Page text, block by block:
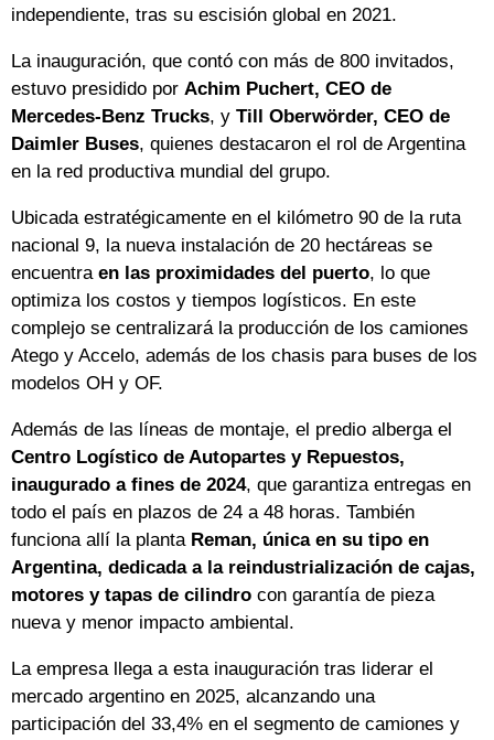
independiente, tras su escisión global en 2021.
La inauguración, que contó con más de 800 invitados,
estuvo presidido por Achim Puchert, CEO de
Mercedes-Benz Trucks, y Till Oberwörder, CEO de
Daimler Buses, quienes destacaron el rol de Argentina
en la red productiva mundial del grupo.
Ubicada estratégicamente en el kilómetro 90 de la ruta
nacional 9, la nueva instalación de 20 hectáreas se
encuentra en las proximidades del puerto, lo que
optimiza los costos y tiempos logísticos. En este
complejo se centralizará la producción de los camiones
Atego y Accelo, además de los chasis para buses de los
modelos OH y OF.
Además de las líneas de montaje, el predio alberga el
Centro Logístico de Autopartes y Repuestos,
inaugurado a fines de 2024, que garantiza entregas en
todo el país en plazos de 24 a 48 horas. También
funciona allí la planta Reman, única en su tipo en
Argentina, dedicada a la reindustrialización de cajas,
motores y tapas de cilindro con garantía de pieza
nueva y menor impacto ambiental.
La empresa llega a esta inauguración tras liderar el
mercado argentino en 2025, alcanzando una
participación del 33,4% en el segmento de camiones y